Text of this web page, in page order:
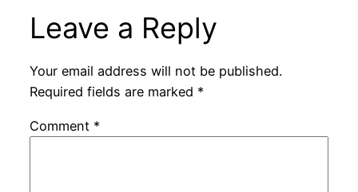
Leave a Reply
Your email address will not be published.
Required fields are marked *
Comment *